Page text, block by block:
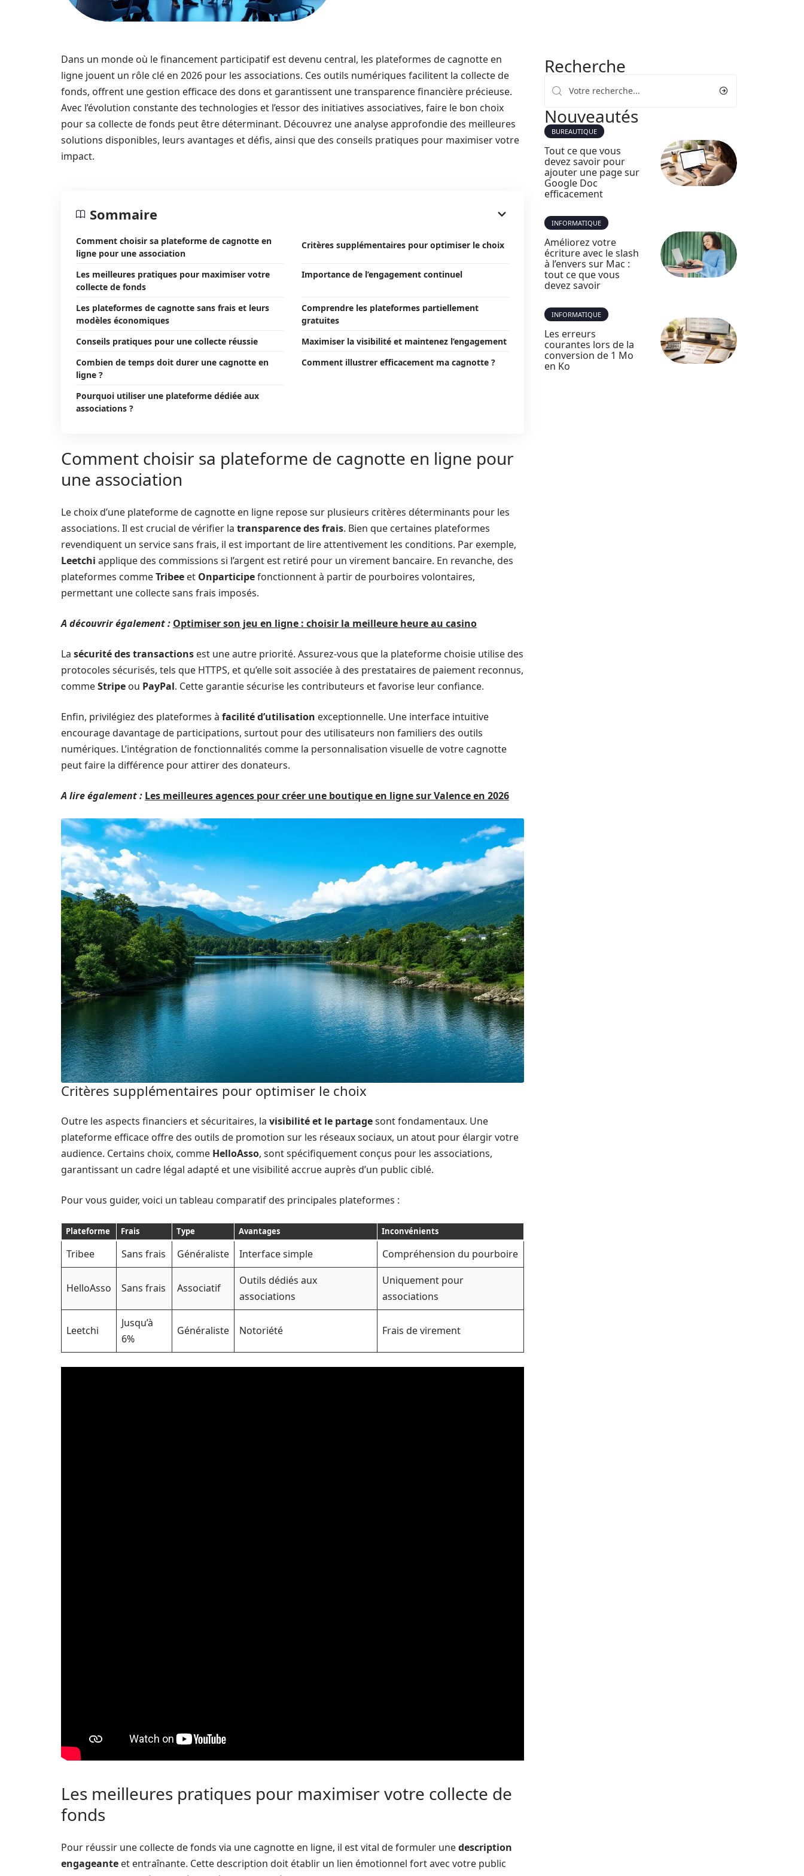
Dans un monde où le financement participatif est devenu central, les plateformes de cagnotte en
ligne jouent un rôle clé en 2026 pour les associations. Ces outils numériques facilitent la collecte de
fonds, offrent une gestion efficace des dons et garantissent une transparence financière précieuse.
Avec l’évolution constante des technologies et l’essor des initiatives associatives, faire le bon choix
pour sa collecte de fonds peut être déterminant. Découvrez une analyse approfondie des meilleures
solutions disponibles, leurs avantages et défis, ainsi que des conseils pratiques pour maximiser votre
impact.
Sommaire
Comment choisir sa plateforme de cagnotte en
ligne pour une association
Critères supplémentaires pour optimiser le choix
Les meilleures pratiques pour maximiser votre
collecte de fonds
Importance de l’engagement continuel
Les plateformes de cagnotte sans frais et leurs
modèles économiques
Comprendre les plateformes partiellement
gratuites
Conseils pratiques pour une collecte réussie
Maximiser la visibilité et maintenez l’engagement
Combien de temps doit durer une cagnotte en
ligne ?
Comment illustrer efficacement ma cagnotte ?
Pourquoi utiliser une plateforme dédiée aux
associations ?
Comment choisir sa plateforme de cagnotte en ligne pour
une association
Le choix d’une plateforme de cagnotte en ligne repose sur plusieurs critères déterminants pour les
associations. Il est crucial de vérifier la transparence des frais. Bien que certaines plateformes
revendiquent un service sans frais, il est important de lire attentivement les conditions. Par exemple,
Leetchi applique des commissions si l’argent est retiré pour un virement bancaire. En revanche, des
plateformes commeTribee et Onparticipefonctionnent à partir de pourboires volontaires,
permettant une collecte sans frais imposés.
A découvrir également : Optimiser son jeu en ligne : choisir la meilleure heure au casino
La sécurité des transactions est une autre priorité. Assurez-vous que la plateforme choisie utilise des
protocoles sécurisés, tels que HTTPS, et qu’elle soit associée à des prestataires de paiement reconnus,
commeStripe ou PayPal. Cette garantie sécurise les contributeurs et favorise leur confiance.
Enfin, privilégiez des plateformes à facilité d’utilisation exceptionnelle. Une interface intuitive
encourage davantage de participations, surtout pour des utilisateurs non familiers des outils
numériques. L’intégration de fonctionnalités comme la personnalisation visuelle de votre cagnotte
peut faire la différence pour attirer des donateurs.
A lire également : Les meilleures agences pour créer une boutique en ligne sur Valence en 2026
Critères supplémentaires pour optimiser le choix
Outre les aspects financiers et sécuritaires, la visibilité et le partagesont fondamentaux. Une
plateforme efficace offre des outils de promotion sur les réseaux sociaux, un atout pour élargir votre
audience. Certains choix, comme HelloAsso, sont spécifiquement conçus pour les associations,
garantissant un cadre légal adapté et une visibilité accrue auprès d’un public ciblé.
Pour vous guider, voici un tableau comparatif des principales plateformes :
Plateforme Frais Type Avantages Inconvénients
Tribee Sans frais Généraliste Interface simple Compréhension du pourboire
HelloAsso Sans frais Associatif
Outils dédiés aux
associations
Uniquement pour
associations
Leetchi
Jusqu’à
6%
Généraliste Notoriété Frais de virement
Les meilleures pratiques pour maximiser votre collecte de
fonds
Pour réussir une collecte de fonds via une cagnotte en ligne, il est vital de formuler unedescription
engageante et entraînante. Cette description doit établir un lien émotionnel fort avec votre public
Recherche
Nouveautés
BUREAUTIQUE
Tout ce que vous
devez savoir pour
ajouter une page sur
Google Doc
efficacement
INFORMATIQUE
Améliorez votre
écriture avec le slash
à l’envers sur Mac :
tout ce que vous
devez savoir
INFORMATIQUE
Les erreurs
courantes lors de la
conversion de 1 Mo
en Ko